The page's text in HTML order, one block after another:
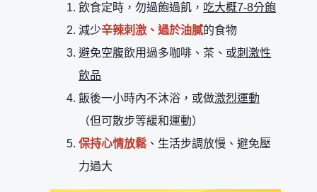
飲食定時，勿過飽過飢， 吃大概7-8分飽
減少辛辣刺激、過於油膩的食物
避免空腹飲用過多咖啡、茶、或刺激性
飲品
飯後一小時內不沐浴，或做激烈運動
（但可散步等緩和運動）
保持心情放鬆 、生活步調放慢、避免壓
力過大